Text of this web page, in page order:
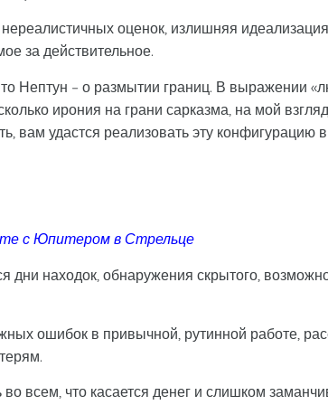
оценок, излишняя
за действительное.
Нептун – о размытии границ. В выражении
ирония на грани сарказма, на мой
вам удастся реализовать эту конфигурацию
с Юпитером в Стрельце
дни находок, обнаружения скрытого,
ошибок в привычной, рутинной работе,
всем, что касается денег и слишком